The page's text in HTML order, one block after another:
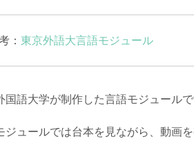
： 東京外語大言語モジュール
国語大学が制作した言語モジュール
ジュールでは台本を見ながら、動画